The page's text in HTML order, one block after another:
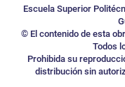
Escuela Superior
© El contenido de esta
Todos
Prohibida su
distribución sin